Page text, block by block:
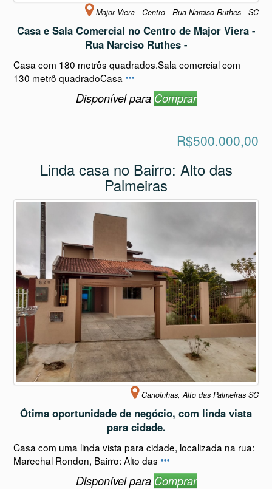
Major Viera - Centro - Rua Narciso Ruthes - SC
Casa e Sala Comercial no Centro de Major Viera -
Rua Narciso Ruthes -
Casa com 180 metrôs quadrados.Sala comercial com
130 metrô quadradoCasa
Disponível para Comprar
R$500.000,00
Linda casa no Bairro: Alto das
Palmeiras
Canoinhas, Alto das Palmeiras SC
Ótima oportunidade de negócio, com linda vista
para cidade.
Casa com uma linda vista para cidade, localizada na rua:
Marechal Rondon, Bairro: Alto das
Disponível para Comprar